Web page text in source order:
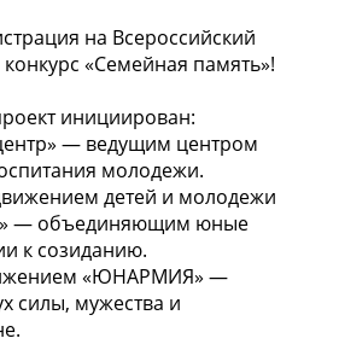
на Всероссийский
«Семейная память»!
инициирован:
— ведущим центром
молодежи.
детей и молодежи
— объединяющим юные
к созиданию.
«ЮНАРМИЯ» —
силы, мужества и